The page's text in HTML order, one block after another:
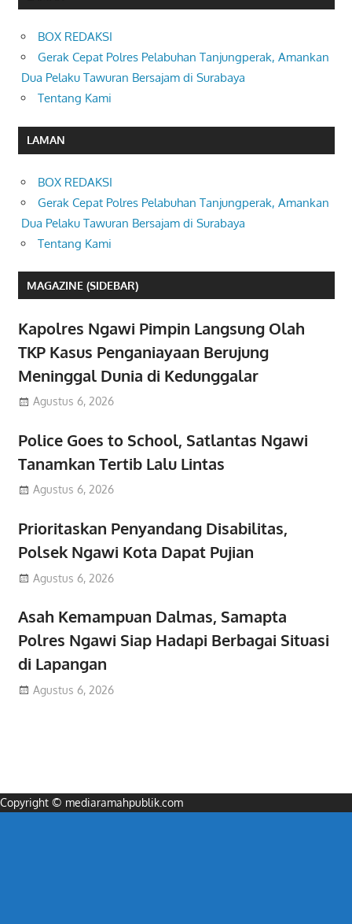
BOX REDAKSI
Gerak Cepat Polres Pelabuhan Tanjungperak, Amankan
Dua Pelaku Tawuran Bersajam di Surabaya
Tentang Kami
LAMAN
BOX REDAKSI
Gerak Cepat Polres Pelabuhan Tanjungperak, Amankan
Dua Pelaku Tawuran Bersajam di Surabaya
Tentang Kami
MAGAZINE (SIDEBAR)
Kapolres Ngawi Pimpin Langsung Olah
TKP Kasus Penganiayaan Berujung
Meninggal Dunia di Kedunggalar
Agustus 6, 2026
Police Goes to School, Satlantas Ngawi
Tanamkan Tertib Lalu Lintas
Agustus 6, 2026
Prioritaskan Penyandang Disabilitas,
Polsek Ngawi Kota Dapat Pujian
Agustus 6, 2026
Asah Kemampuan Dalmas, Samapta
Polres Ngawi Siap Hadapi Berbagai Situasi
di Lapangan
Agustus 6, 2026
Copyright © mediaramahpublik.com